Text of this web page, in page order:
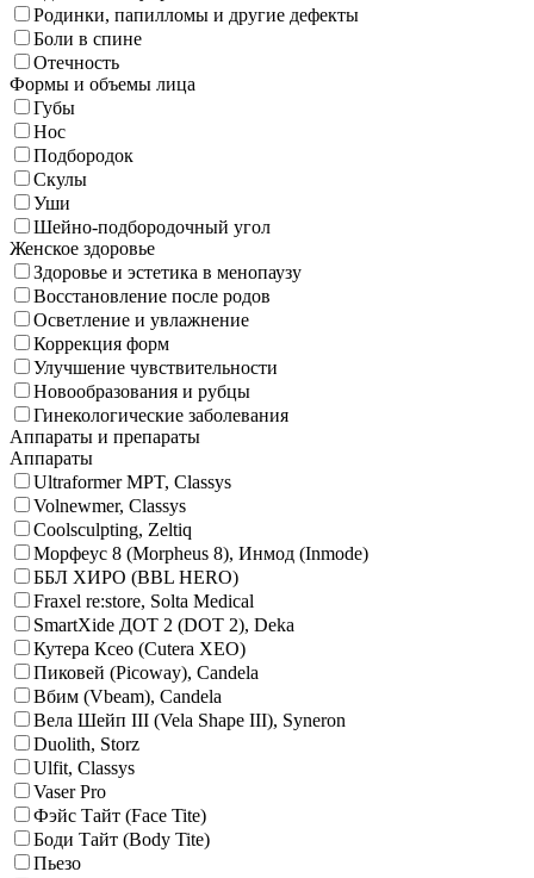
Родинки, папилломы и другие дефекты
Боли в спине
Отечность
Формы и объемы лица
Губы
Нос
Подбородок
Скулы
Уши
Шейно-подбородочный угол
Женское здоровье
Здоровье и эстетика в менопаузу
Восстановление после родов
Осветление и увлажнение
Коррекция форм
Улучшение чувствительности
Новообразования и рубцы
Гинекологические заболевания
Аппараты и препараты
Аппараты
Ultraformer MPT, Classys
Volnewmer, Classys
Coolsculpting, Zeltiq
Морфеус 8 (Morpheus 8), Инмод (Inmode)
ББЛ ХИРО (BBL HERO)
Fraxel re:store, Solta Medical
SmartXide ДОТ 2 (DOT 2), Deka
Кутера Ксео (Cutera XEO)
Пиковей (Picoway), Candela
Вбим (Vbeam), Candela
Вела Шейп III (Vela Shape III), Syneron
Duolith, Storz
Ulfit, Classys
Vaser Pro
Фэйс Тайт (Face Tite)
Боди Тайт (Body Tite)
Пьезо